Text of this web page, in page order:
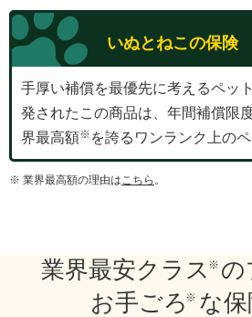
いぬとねこの保険
手厚い補償を最優先に考えるペッ
発されたこの商品は、年間補償限
界最高額
を誇るワンランク上のペ
※ 業界最高額の理由は こちら 。
業界最安クラス の
お手ごろ な